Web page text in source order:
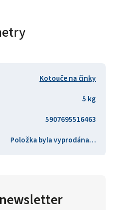
Kotouče na činky
5 kg
5907695516463
Položka byla vyprodána…